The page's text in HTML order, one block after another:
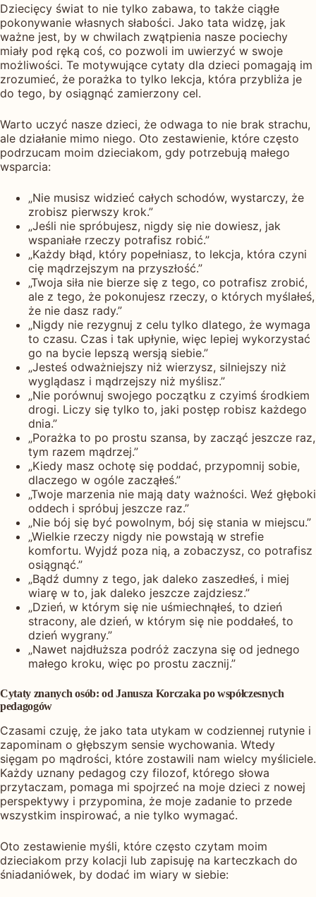
Dziecięcy świat to nie tylko zabawa, to także ciągłe
pokonywanie własnych słabości. Jako tata widzę, jak
ważne jest, by w chwilach zwątpienia nasze pociechy
miały pod ręką coś, co pozwoli im uwierzyć w swoje
możliwości. Te motywujące cytaty dla dzieci pomagają im
zrozumieć, że porażka to tylko lekcja, która przybliża je
do tego, by osiągnąć zamierzony cel.
Warto uczyć nasze dzieci, że odwaga to nie brak strachu,
ale działanie mimo niego. Oto zestawienie, które często
podrzucam moim dzieciakom, gdy potrzebują małego
wsparcia:
„Nie musisz widzieć całych schodów, wystarczy, że
zrobisz pierwszy krok.”
„Jeśli nie spróbujesz, nigdy się nie dowiesz, jak
wspaniałe rzeczy potrafisz robić.”
„Każdy błąd, który popełniasz, to lekcja, która czyni
cię mądrzejszym na przyszłość.”
„Twoja siła nie bierze się z tego, co potrafisz zrobić,
ale z tego, że pokonujesz rzeczy, o których myślałeś,
że nie dasz rady.”
„Nigdy nie rezygnuj z celu tylko dlatego, że wymaga
to czasu. Czas i tak upłynie, więc lepiej wykorzystać
go na bycie lepszą wersją siebie.”
„Jesteś odważniejszy niż wierzysz, silniejszy niż
wyglądasz i mądrzejszy niż myślisz.”
„Nie porównuj swojego początku z czyimś środkiem
drogi. Liczy się tylko to, jaki postęp robisz każdego
dnia.”
„Porażka to po prostu szansa, by zacząć jeszcze raz,
tym razem mądrzej.”
„Kiedy masz ochotę się poddać, przypomnij sobie,
dlaczego w ogóle zacząłeś.”
„Twoje marzenia nie mają daty ważności. Weź głęboki
oddech i spróbuj jeszcze raz.”
„Nie bój się być powolnym, bój się stania w miejscu.”
„Wielkie rzeczy nigdy nie powstają w strefie
komfortu. Wyjdź poza nią, a zobaczysz, co potrafisz
osiągnąć.”
„Bądź dumny z tego, jak daleko zaszedłeś, i miej
wiarę w to, jak daleko jeszcze zajdziesz.”
„Dzień, w którym się nie uśmiechnąłeś, to dzień
stracony, ale dzień, w którym się nie poddałeś, to
dzień wygrany.”
„Nawet najdłuższa podróż zaczyna się od jednego
małego kroku, więc po prostu zacznij.”
Cytaty znanych osób: od Janusza Korczaka po współczesnych
pedagogów
Czasami czuję, że jako tata utykam w codziennej rutynie i
zapominam o głębszym sensie wychowania. Wtedy
sięgam po mądrości, które zostawili nam wielcy myśliciele.
Każdy uznany pedagog czy filozof, którego słowa
przytaczam, pomaga mi spojrzeć na moje dzieci z nowej
perspektywy i przypomina, że moje zadanie to przede
wszystkim inspirować, a nie tylko wymagać.
Oto zestawienie myśli, które często czytam moim
dzieciakom przy kolacji lub zapisuję na karteczkach do
śniadaniówek, by dodać im wiary w siebie: